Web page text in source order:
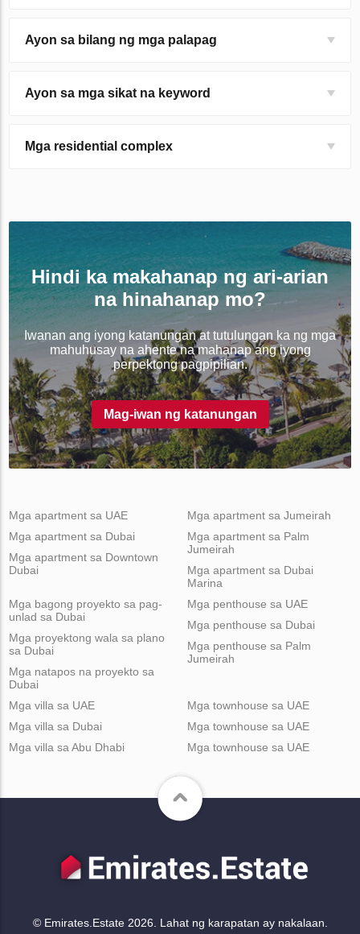
Ayon sa bilang ng mga palapag
Ayon sa mga sikat na keyword
Mga residential complex
Hindi ka makahanap ng ari-arian
na hinahanap mo?
Iwanan ang iyong katanungan at tutulungan ka ng mga
mahuhusay na ahente na mahanap ang iyong
perpektong pagpipilian.
Mag-iwan ng katanungan
Mga apartment sa UAE
Mga apartment sa Dubai
Mga apartment sa Downtown
Dubai
Mga apartment sa Jumeirah
Mga apartment sa Palm
Jumeirah
Mga apartment sa Dubai
Marina
Mga bagong proyekto sa pag-
unlad sa Dubai
Mga proyektong wala sa plano
sa Dubai
Mga natapos na proyekto sa
Dubai
Mga penthouse sa UAE
Mga penthouse sa Dubai
Mga penthouse sa Palm
Jumeirah
Mga villa sa UAE
Mga villa sa Dubai
Mga villa sa Abu Dhabi
Mga townhouse sa UAE
Mga townhouse sa UAE
Mga townhouse sa UAE
© Emirates.Estate 2026. Lahat ng karapatan ay nakalaan.